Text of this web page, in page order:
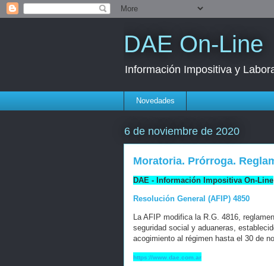
DAE On-Line
Información Impositiva y
Novedades
6 de noviembre de 2020
Moratoria. Prórroga.
DAE - Información Impositiva On-Line
Resolución General (AFIP) 4850
La AFIP modifica la R.G. 4816,
seguridad social y aduaneras,
acogimiento al régimen hasta el 30 de
https://www.dae.com.ar